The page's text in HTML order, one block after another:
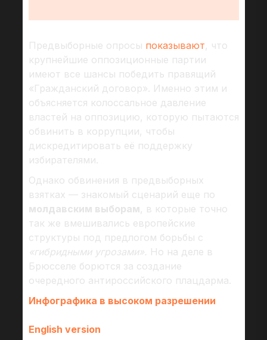
Предвыборные опросы показывают, что
крупнейшие оппозиционные партии
имеют все шансы победить правящий
«Гражданский договор». Именно этим и
объясняется колоссальное давление
властей на оппозицию, которую пытаются
обвинить в коррупции, чтобы
дискредитировать её поддержку
избирателями.
Однако обвинения в предвыборных
взятках — знакомый сценарий еще по
молдавским выборам, в которые точно
так же вмешивались европейские
структуры под предлогом борьбы с
«гибридными угрозами». Но на деле в
Брюсселе борются за создание
очередного антироссийского плацдарма.
Инфографика в высоком разрешении
English version